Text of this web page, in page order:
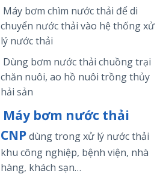
Máy bơm chìm nước thải để di
chuyển nước thải vào hệ thống xử
lý nước thải
Dùng bơm nước thải chuồng trại
chăn nuôi, ao hồ nuôi trồng thủy
hải sản
Máy bơm nước thải
CNPdùng trong xử lý nước thải
khu công nghiệp, bệnh viện, nhà
hàng, khách sạn…